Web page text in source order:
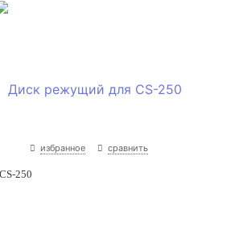
избранное сравнить
250